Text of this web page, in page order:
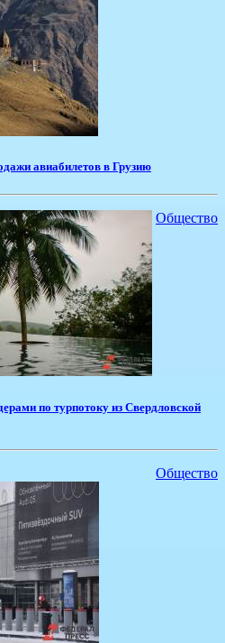
авиабилетов в Грузию
Общество
по турпотоку из Свердловской
Общество